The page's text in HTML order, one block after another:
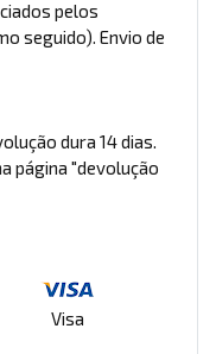
pelos
seguido). Envio de
dura 14 dias.
página "devolução
Visa